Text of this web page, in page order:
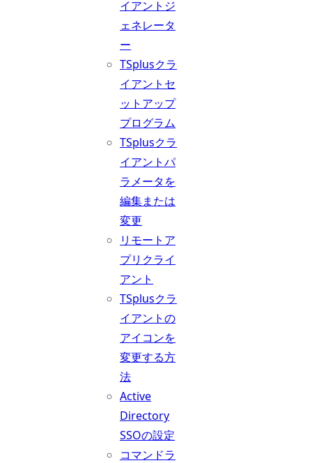
イアントジ
ェネレータ
ー
TSplusクラ
イアントセ
ットアップ
プログラム
TSplusクラ
イアントパ
ラメータを
編集または
変更
リモートア
プリクライ
アント
TSplusクラ
イアントの
アイコンを
変更する方
法
Active
Directory
SSOの設定
コマンドラ